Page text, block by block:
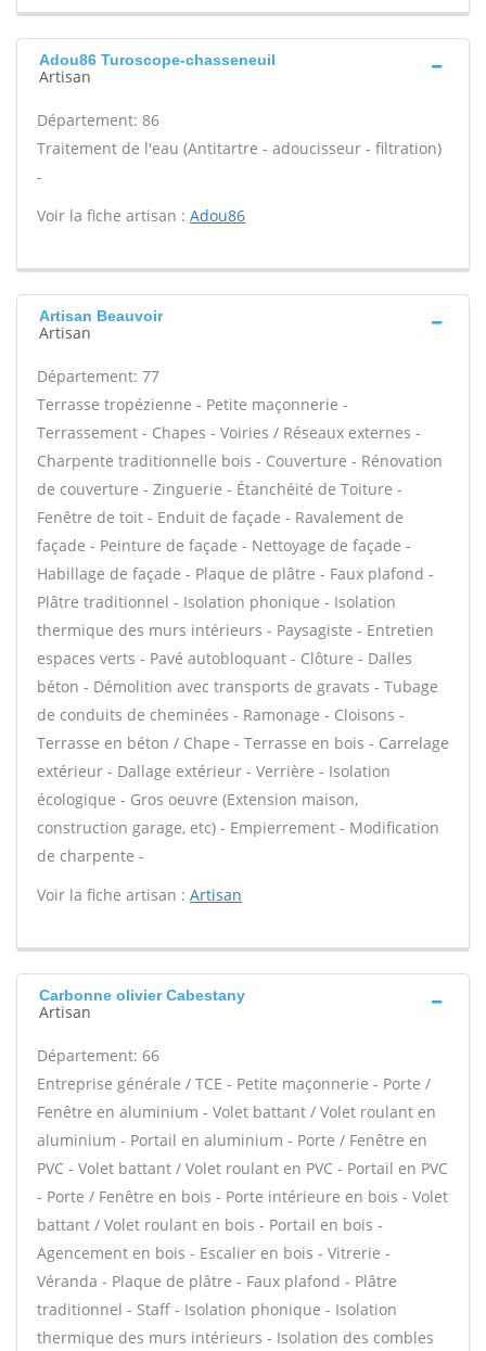
Adou86 Turoscope-chasseneuil
Artisan
Département: 86
Traitement de l'eau (Antitartre - adoucisseur - filtration)
-
Voir la fiche artisan : Adou86
Artisan Beauvoir
Artisan
Département: 77
Terrasse tropézienne - Petite maçonnerie -
Terrassement - Chapes - Voiries / Réseaux externes -
Charpente traditionnelle bois - Couverture - Rénovation
de couverture - Zinguerie - Étanchéité de Toiture -
Fenêtre de toit - Enduit de façade - Ravalement de
façade - Peinture de façade - Nettoyage de façade -
Habillage de façade - Plaque de plâtre - Faux plafond -
Plâtre traditionnel - Isolation phonique - Isolation
thermique des murs intérieurs - Paysagiste - Entretien
espaces verts - Pavé autobloquant - Clôture - Dalles
béton - Démolition avec transports de gravats - Tubage
de conduits de cheminées - Ramonage - Cloisons -
Terrasse en béton / Chape - Terrasse en bois - Carrelage
extérieur - Dallage extérieur - Verrière - Isolation
écologique - Gros oeuvre (Extension maison,
construction garage, etc) - Empierrement - Modification
de charpente -
Voir la fiche artisan : Artisan
Carbonne olivier Cabestany
Artisan
Département: 66
Entreprise générale / TCE - Petite maçonnerie - Porte /
Fenêtre en aluminium - Volet battant / Volet roulant en
aluminium - Portail en aluminium - Porte / Fenêtre en
PVC - Volet battant / Volet roulant en PVC - Portail en PVC
- Porte / Fenêtre en bois - Porte intérieure en bois - Volet
battant / Volet roulant en bois - Portail en bois -
Agencement en bois - Escalier en bois - Vitrerie -
Véranda - Plaque de plâtre - Faux plafond - Plâtre
traditionnel - Staff - Isolation phonique - Isolation
thermique des murs intérieurs - Isolation des combles